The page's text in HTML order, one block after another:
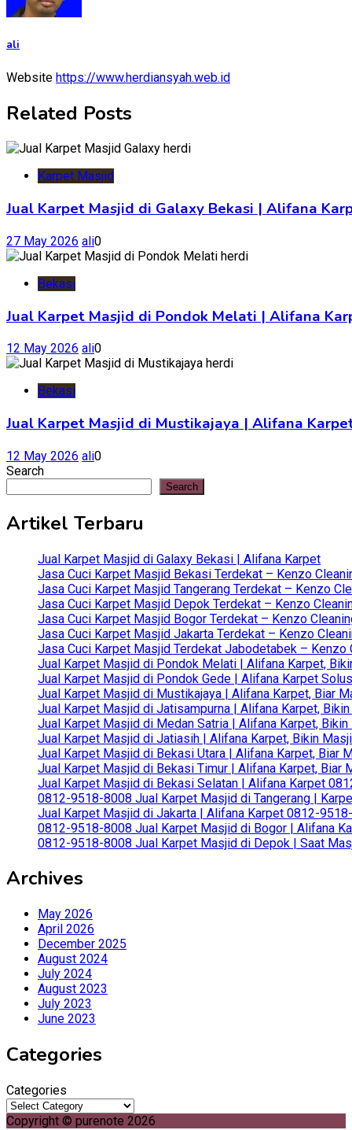
ali
Website https://www.herdiansyah.web.id
Related Posts
Karpet Masjid
Jual Karpet Masjid di Galaxy Bekasi | Alifana
27 May 2026 ali0
Bekasi
Jual Karpet Masjid di Pondok Melati | Alifana
12 May 2026 ali0
Bekasi
Jual Karpet Masjid di Mustikajaya | Alifana
12 May 2026 ali0
Search
Search
Artikel Terbaru
Jual Karpet Masjid di Galaxy Bekasi | Alifana Karpet
Jasa Cuci Karpet Masjid Bekasi Terdekat – Kenzo
Jasa Cuci Karpet Masjid Tangerang Terdekat – Kenzo
Jasa Cuci Karpet Masjid Depok Terdekat – Kenzo
Jasa Cuci Karpet Masjid Bogor Terdekat – Kenzo
Jasa Cuci Karpet Masjid Jakarta Terdekat – Kenzo
Jasa Cuci Karpet Masjid Terdekat Jabodetabek –
Jual Karpet Masjid di Pondok Melati | Alifana Karpet,
Jual Karpet Masjid di Pondok Gede | Alifana Karpet
Jual Karpet Masjid di Mustikajaya | Alifana Karpet, Biar
Jual Karpet Masjid di Jatisampurna | Alifana Karpet,
Jual Karpet Masjid di Medan Satria | Alifana Karpet,
Jual Karpet Masjid di Jatiasih | Alifana Karpet, Bikin
Jual Karpet Masjid di Bekasi Utara | Alifana Karpet, Biar
Jual Karpet Masjid di Bekasi Timur | Alifana Karpet, Biar
Jual Karpet Masjid di Bekasi Selatan | Alifana Karpet
0812-9518-8008 Jual Karpet Masjid di Tangerang |
Jual Karpet Masjid di Jakarta | Alifana Karpet 0812-
0812-9518-8008 Jual Karpet Masjid di Bogor | Alifana
0812-9518-8008 Jual Karpet Masjid di Depok | Saat
Archives
May 2026
April 2026
December 2025
August 2024
July 2024
August 2023
July 2023
June 2023
Categories
Categories
Copyright © purenote 2026